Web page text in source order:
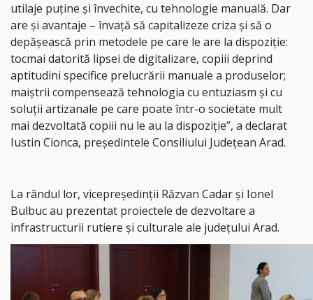
utilaje puține și învechite, cu tehnologie manuală. Dar
are și avantaje – învață să capitalizeze criza și să o
depășească prin metodele pe care le are la dispoziție:
tocmai datorită lipsei de digitalizare, copiii deprind
aptitudini specifice prelucrării manuale a produselor;
maiștrii compensează tehnologia cu entuziasm și cu
soluții artizanale pe care poate într-o societate mult
mai dezvoltată copiii nu le au la dispoziție”, a declarat
Iustin Cionca, președintele Consiliului Județean Arad.
La rândul lor, vicepreședinții Răzvan Cadar și Ionel
Bulbuc au prezentat proiectele de dezvoltare a
infrastructurii rutiere și culturale ale județului Arad.